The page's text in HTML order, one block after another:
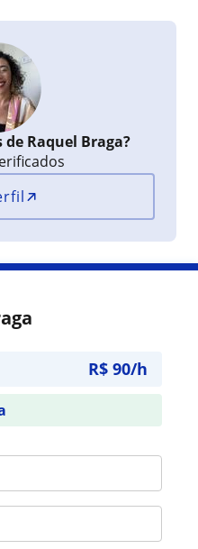
Raquel Braga?
R$ 90/h